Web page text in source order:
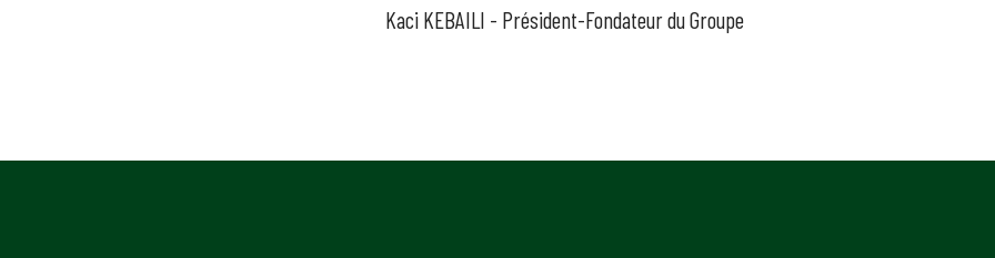
Kaci KEBAILI - Président-Fondateur du Groupe